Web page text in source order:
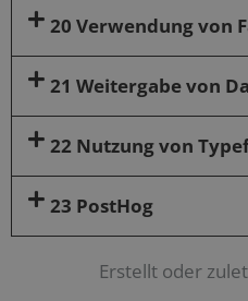
20 Verwendung von
21 Weitergabe von
22 Nutzung von
23 PostHog
Erstellt oder